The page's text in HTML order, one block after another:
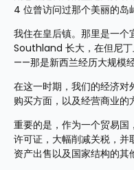
4 位曾访问过那个美丽的岛
我住在皇后镇。那里是一
Southland 长大，在但尼
——那是新西兰经历大规模
在这一时期，我们的经济对
购买方面，以及经营商业的
重要的是，作为一个贸易
许可证，大幅削减关税，并
资产出售以及国家结构的其